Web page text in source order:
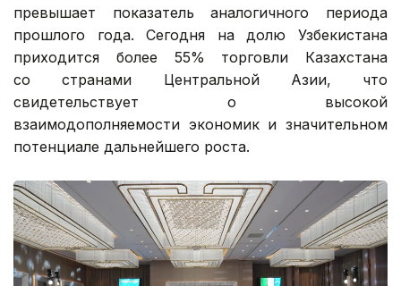
превышает показатель аналогичного периода
прошлого года. Сегодня на долю Узбекистана
приходится более 55% торговли Казахстана
со странами Центральной Азии, что
свидетельствует о высокой
взаимодополняемости экономик и значительном
потенциале дальнейшего роста.